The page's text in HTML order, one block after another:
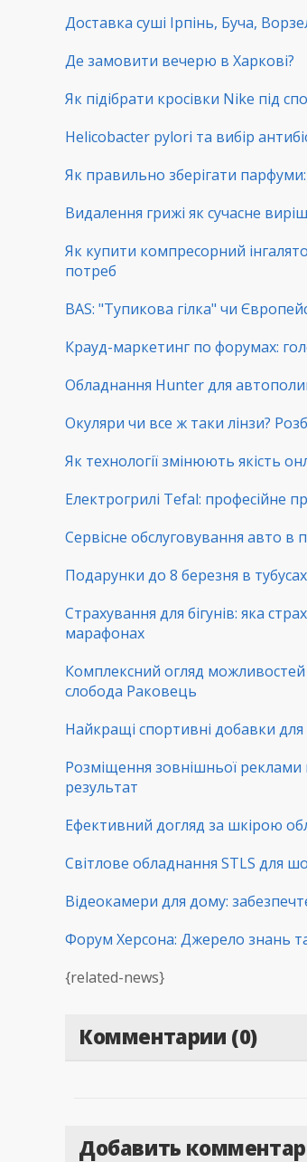
Доставка суші Ірпінь, Буча,
Де замовити вечерю в Харкові?
Як підібрати кросівки Nike під
Helicobacter pylori та вибір
Як правильно зберігати
Видалення грижі як сучасне
Як купити компресорний
потреб
BAS: "Тупикова гілка" чи
Крауд-маркетинг по форумах:
Обладнання Hunter для
Окуляри чи все ж таки лінзи?
Як технології змінюють якість
Електрогрилі Tefal: професійне
Сервісне обслуговування авто в
Подарунки до 8 березня в
Страхування для бігунів: яка
марафонах
Комплексний огляд
слобода Раковець
Найкращі спортивні добавки
Розміщення зовнішньої реклами
результат
Ефективний догляд за шкірою
Світлове обладнання STLS для
Відеокамери для дому:
Форум Херсона: Джерело знань
{related-news}
Комментарии (0)
Добавить